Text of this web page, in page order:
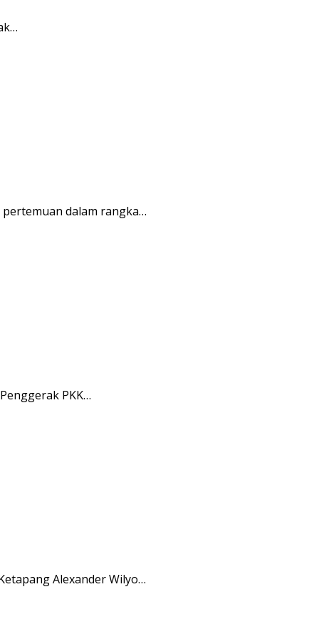
dalam rangka…
PKK…
Alexander Wilyo…